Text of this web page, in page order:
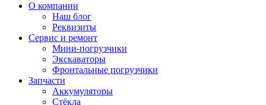
О компании
Наш блог
Реквизиты
Сервис и ремонт
Мини-погрузчики
Экскаваторы
Фронтальные погрузчики
Запчасти
Аккумуляторы
Стёкла